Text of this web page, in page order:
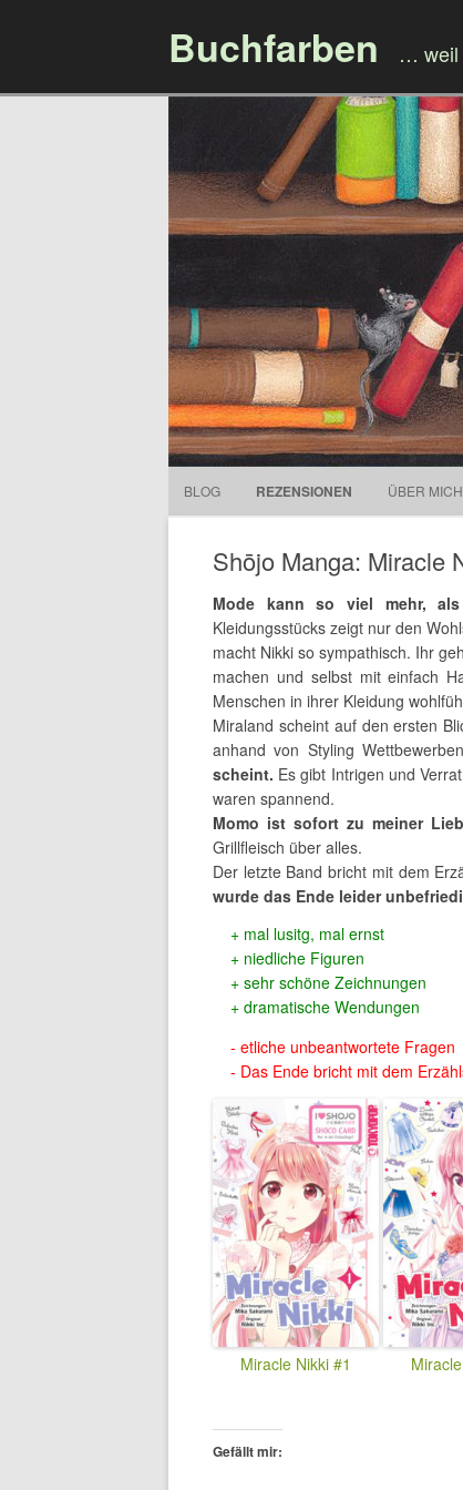
Buchfarben … weil
BLOG REZENSIONEN ÜBER MICH
Shōjo Manga: Miracle
Mode kann so viel mehr, als
Kleidungsstücks zeigt nur den
macht Nikki so sympathisch. Ihr
machen und selbst mit einfach
Menschen in ihrer Kleidung
Miraland scheint auf den ersten
anhand von Styling
scheint. Es gibt Intrigen und
waren spannend.
Momo ist sofort zu meiner
Grillfleisch über alles.
Der letzte Band bricht mit dem
wurde das Ende leider
mal lusitg, mal ernst
niedliche Figuren
sehr schöne Zeichnungen
dramatische Wendungen
etliche unbeantwortete Fragen
Das Ende bricht mit dem
Miracle Nikki #1
Gefällt mir: